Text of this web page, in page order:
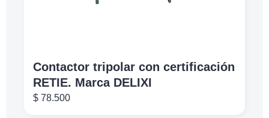
Contactor tripolar con certificación
RETIE. Marca DELIXI
$ 78.500